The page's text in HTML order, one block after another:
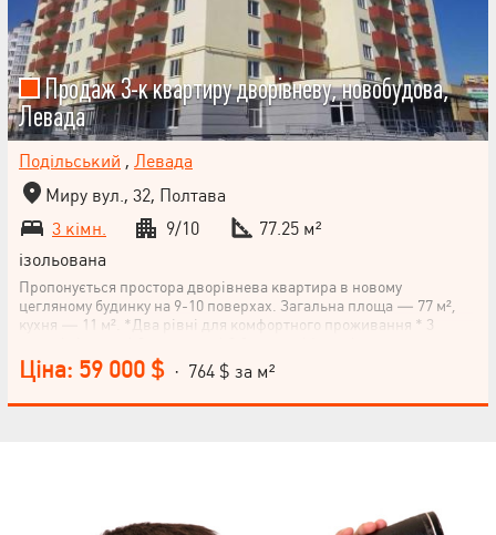
Продаж 3-к квартиру дворівневу, новобудова,
Левада
Подільський , Левада
Миру вул., 32, Полтава
3 кімн.
9/10
77.25 м²
ізольована
Пропонується простора дворівнева квартира в новому
цегляному будинку на 9-10 поверхах. Загальна площа — 77 м²,
кухня — 11 м². *Два рівні для комфортного проживання * 3
опалення * Металопластикові вікна * Броньовані вхідні двері *
Встановлені лічильники на газ, воду та електроенергію
Квартира у стані після будівельників — чудова можливість
Ціна: 59 000 $ · 764 $ за м²